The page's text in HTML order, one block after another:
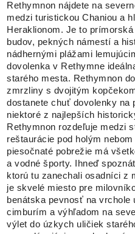
Rethymnon nájdete na
medzi turistickou Chaniou a
Heraklionom. Je to
budov, pekných námestí a
nádhernými plážami
dovolenka v Rethymne
starého mesta. Rethymnon
zmrzliny s dvojitým
dostanete chuť dovolenky na
niektoré z najlepších
Rethymnon rozdeľuje medzi
reštaurácie pod holým
piesočnaté pobrežie má
a vodné športy. Ihneď
ktorú tu zanechali osadníci z
je skvelé miesto pre
benátska pevnosť na vrchole
cimburím a výhľadom na
výlet do úzkych uličiek